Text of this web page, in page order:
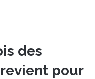
des
pour